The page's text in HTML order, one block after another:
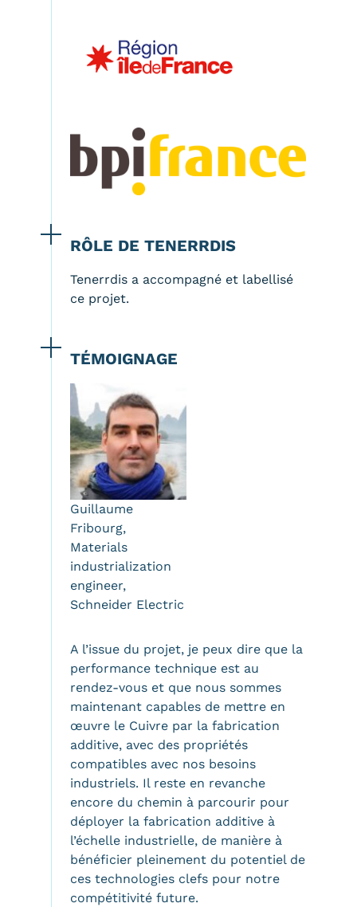
RÔLE DE TENERRDIS
Tenerrdis a accompagné et labellisé
ce projet.
TÉMOIGNAGE
Guillaume
Fribourg,
Materials
industrialization
engineer,
Schneider Electric
A l’issue du projet, je peux dire que la
performance technique est au
rendez-vous et que nous sommes
maintenant capables de mettre en
œuvre le Cuivre par la fabrication
additive, avec des propriétés
compatibles avec nos besoins
industriels. Il reste en revanche
encore du chemin à parcourir pour
déployer la fabrication additive à
l’échelle industrielle, de manière à
bénéficier pleinement du potentiel de
ces technologies clefs pour notre
compétitivité future.